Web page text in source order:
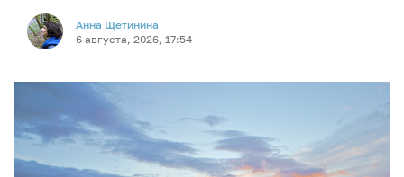
Анна Щетинина
6 августа, 2026, 17:54